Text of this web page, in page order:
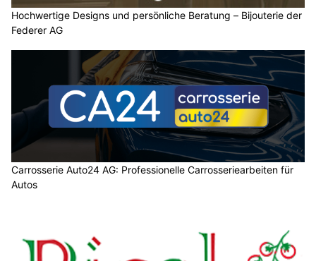
Hochwertige Designs und persönliche Beratung – Bijouterie der
Federer AG
Carrosserie Auto24 AG: Professionelle Carrosseriearbeiten für
Autos